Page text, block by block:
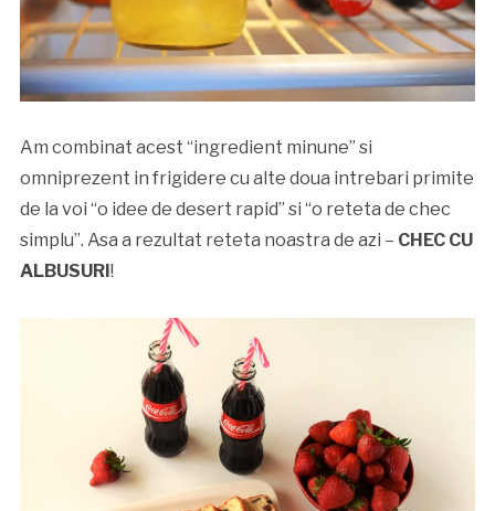
Am combinat acest “ingredient minune” si
omniprezent in frigidere cu alte doua intrebari primite
de la voi “o idee de desert rapid” si “o reteta de chec
simplu”. Asa a rezultat reteta noastra de azi – CHEC CU
ALBUSURI !